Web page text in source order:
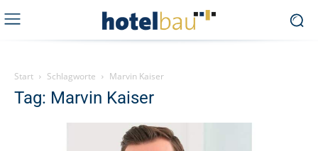
Start Schlagworte Marvin Kaiser
Tag: Marvin Kaiser